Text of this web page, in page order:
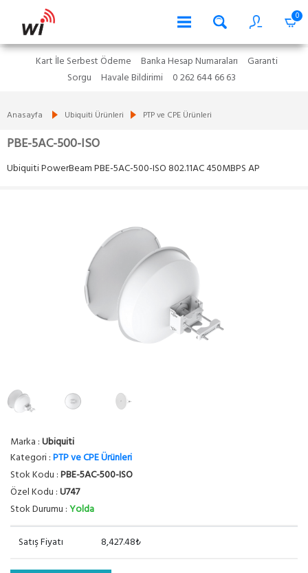
0
Kart İle Serbest Ödeme Banka Hesap Numaraları
Garanti
Sorgu
Havale Bildirimi 0 262 644 66 63
Anasayfa Ubiquiti Ürünleri PTP ve CPE Ürünleri
PBE-5AC-500-ISO
Ubiquiti PowerBeam PBE-5AC-500-ISO 802.11AC 450MBPS AP
Marka :Ubiquiti
Kategori :PTP ve CPE Ürünleri
Stok Kodu :PBE-5AC-500-ISO
Özel Kodu :U747
Stok Durumu :Yolda
Satış Fiyatı 8,427.48₺